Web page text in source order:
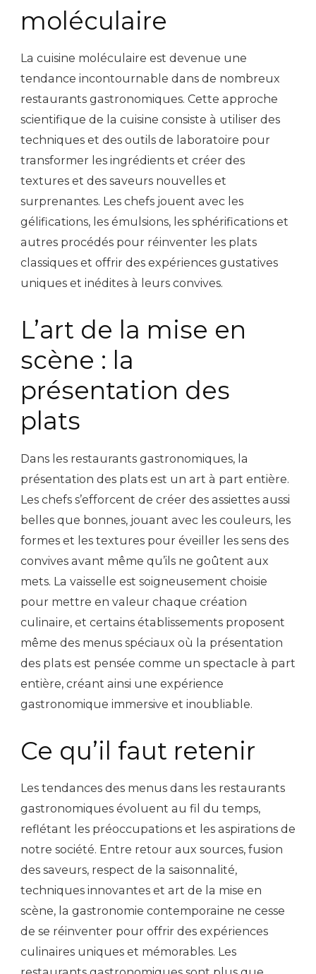
moléculaire
La cuisine moléculaire est devenue une
tendance incontournable dans de nombreux
restaurants gastronomiques. Cette approche
scientifique de la cuisine consiste à utiliser des
techniques et des outils de laboratoire pour
transformer les ingrédients et créer des
textures et des saveurs nouvelles et
surprenantes. Les chefs jouent avec les
gélifications, les émulsions, les sphérifications et
autres procédés pour réinventer les plats
classiques et offrir des expériences gustatives
uniques et inédites à leurs convives.
L’art de la mise en
scène : la
présentation des
plats
Dans les restaurants gastronomiques, la
présentation des plats est un art à part entière.
Les chefs s’efforcent de créer des assiettes aussi
belles que bonnes, jouant avec les couleurs, les
formes et les textures pour éveiller les sens des
convives avant même qu’ils ne goûtent aux
mets. La vaisselle est soigneusement choisie
pour mettre en valeur chaque création
culinaire, et certains établissements proposent
même des menus spéciaux où la présentation
des plats est pensée comme un spectacle à part
entière, créant ainsi une expérience
gastronomique immersive et inoubliable.
Ce qu’il faut retenir
Les tendances des menus dans les restaurants
gastronomiques évoluent au fil du temps,
reflétant les préoccupations et les aspirations de
notre société. Entre retour aux sources, fusion
des saveurs, respect de la saisonnalité,
techniques innovantes et art de la mise en
scène, la gastronomie contemporaine ne cesse
de se réinventer pour offrir des expériences
culinaires uniques et mémorables. Les